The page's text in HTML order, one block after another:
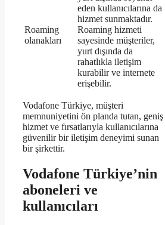
Roaming
olanakları
eden kullanıcılarına da
hizmet sunmaktadır.
Roaming hizmeti
sayesinde müşteriler,
yurt dışında da
rahatlıkla iletişim
kurabilir ve internete
erişebilir.
Vodafone Türkiye, müşteri
memnuniyetini ön planda tutan, geniş
hizmet ve fırsatlarıyla kullanıcılarına
güvenilir bir iletişim deneyimi sunan
bir şirkettir.
Vodafone Türkiye’nin
aboneleri ve
kullanıcıları